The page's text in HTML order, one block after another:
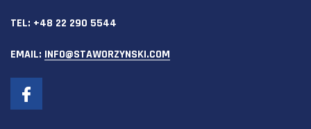
TEL: +48 22 290 5544
EMAIL: INFO@STAWORZYNSKI.COM